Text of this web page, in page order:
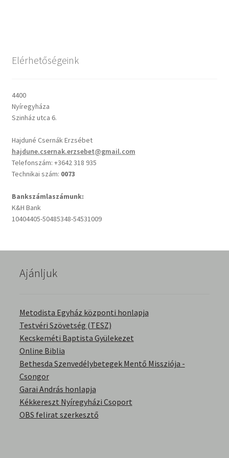
Cseri Kálmán: A kegyelem harmatja
Oswald Chambers: Krisztus mindenek felett
Mindennapi kenyerünk
Alkalmaink
Elérhetőségek
Képek
Kitekintés
Könyvtár
Család-Házasság
Életrajzok-Regények
Elérhetőségeink
4400
Nyíregyháza
Szinház utca 6.
Hajduné Csernák Erzsébet
hajdune.csernak.erzsebet@gmail.com
Telefonszám: +3642 318 935
Technikai szám: 0073
Bankszámlaszámunk:
K&H Bank
10404405-50485348-54531009
Ajánljuk
Metodista Egyház központi honlapja
Testvéri Szövetség (TESZ)
Kecskeméti Baptista Gyülekezet
Online Biblia
Bethesda Szenvedélybetegek Mentő Missziója -
Csongor
Garai András honlapja
Kékkereszt Nyíregyházi Csoport
OBS felirat szerkesztő